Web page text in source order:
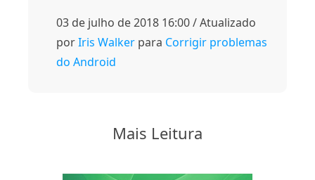
03 de julho de 2018 16:00 / Atualizado
porIris Walker para Corrigir problemas
do Android
Mais Leitura